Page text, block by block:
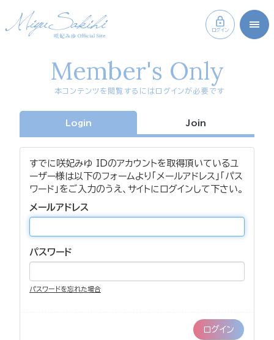
ログイン
Member's Only
本コンテンツを閲覧するにはログインが必要です
Login Join
すでに咲妃みゆ IDのアカウントを取得頂いているユ
ーザー様は以下のフォームより「メールアドレス」「パス
ワード」をご入力のうえ、サイトにログインして下さい。
メールアドレス
パスワード
パスワードを忘れた場合